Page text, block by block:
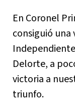
En Coronel
consiguió una
Delorte, a
victoria a
triunfo.